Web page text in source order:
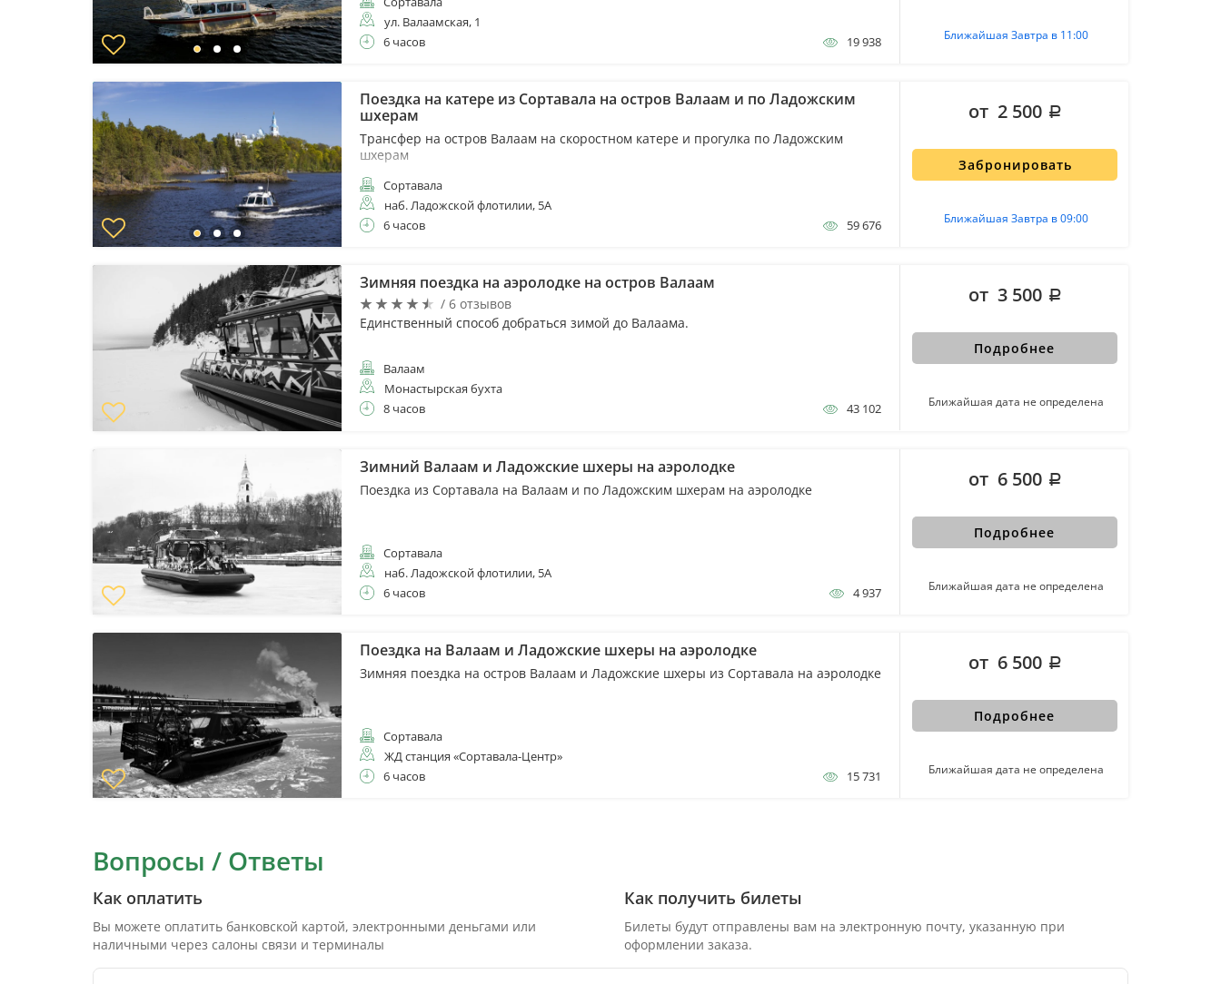
ул. Валаамская, 1
6 часов
19 938 Ближайшая Завтра в 11:00
Поездка на катере из Сортавала на остров Валаам и по Ладожским
шхерам
Трансфер на остров Валаам на скоростном катере и прогулка по Ладожским
шхерам
Сортавала
наб. Ладожской флотилии, 5А
6 часов
59 676
Забронировать
Ближайшая Завтра в 09:00
от 2 500
Зимняя поездка на аэролодке на остров Валаам
/ 6 отзывов
Единственный способ добраться зимой до Валаама.
Валаам
Монастырская бухта
8 часов
43 102
Подробнее
Ближайшая дата не определена
от 3 500
Зимний Валаам и Ладожские шхеры на аэролодке
Поездка из Сортавала на Валаам и по Ладожским шхерам на аэролодке
Сортавала
наб. Ладожской флотилии, 5А
6 часов
4 937
Подробнее
Ближайшая дата не определена
от 6 500
Поездка на Валаам и Ладожские шхеры на аэролодке
Зимняя поездка на остров Валаам и Ладожские шхеры из Сортавала на аэролодке
Сортавала
ЖД станция «Сортавала-Центр»
6 часов
15 731
Подробнее
Ближайшая дата не определена
от 6 500
Вопросы / Ответы
Как оплатить
Вы можете оплатить банковской картой, электронными деньгами или
наличными через салоны связи и терминалы
Как получить билеты
Билеты будут отправлены вам на электронную почту, указанную при
оформлении заказа.